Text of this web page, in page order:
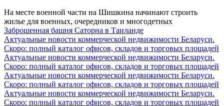
На месте военной части на Шишкина начинают строить
жилье для военных, очередников и многодетных
Заброшенная башня Саторна в Таиланде
Актуальные новости коммерческой недвижимости Беларуси.
Скоро: полный каталог офисов, складов и торговых площадей
Актуальные новости коммерческой недвижимости Беларуси.
Скоро: полный каталог офисов, складов и торговых площадей
Актуальные новости коммерческой недвижимости Беларуси.
Скоро: полный каталог офисов, складов и торговых площадей
Актуальные новости коммерческой недвижимости Беларуси.
Скоро: полный каталог офисов, складов и торговых площадей